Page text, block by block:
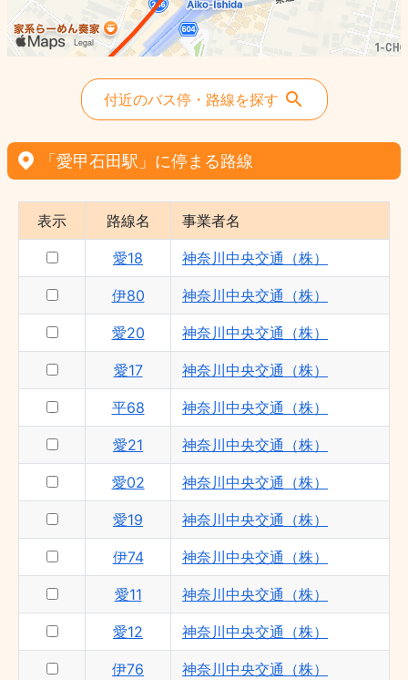
愛02 - 神奈川中央交通（株）
愛24 - 神奈川中央交通（株）
伊76 - 神奈川中央交通（株）
愛12 - 神奈川中央交通（株）
愛11 - 神奈川中央交通（株）
愛18 - 神奈川中央交通（株）
付近のバス停・路線を探す
「愛甲石田駅」に停まる路線
表示 路線名 事業者名
愛18 神奈川中央交通（株）
伊80 神奈川中央交通（株）
愛20 神奈川中央交通（株）
愛17 神奈川中央交通（株）
平68 神奈川中央交通（株）
愛21 神奈川中央交通（株）
愛02 神奈川中央交通（株）
愛19 神奈川中央交通（株）
伊74 神奈川中央交通（株）
愛11 神奈川中央交通（株）
愛12 神奈川中央交通（株）
伊76 神奈川中央交通（株）